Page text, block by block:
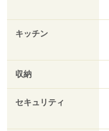
キッチン
収納
セキュリティ